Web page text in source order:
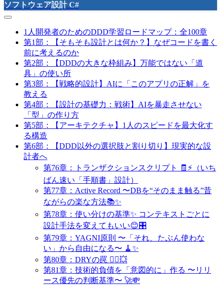
ソフトウェア設計 C#
1人開発者のためのDDD学習ロードマップ：全100章
第1部：【そもそも設計とは何か？】なぜコードを書く
前に考えるのか
第2部：【DDDの大きな枠組み】万能ではない「道
具」の使い所
第3部：【戦略的設計】AIに「このアプリの正解」を
教える
第4部：【設計の基礎力：戦術】AIを暴走させない
「型」の作り方
第5部：【アーキテクチャ】1人のスピードを最大化す
る構造
第6部：【DDD以外の選択肢と割り切り】現実的な設
計者へ
第76章：トランザクションスクリプト 🧾⚡（いち
ばん速い「手順書」設計）
第77章：Active Record 〜DBを“そのまま触る”昔
ながらの楽な方法📚✨
第78章：使い分けの基準✨ コンテキストごとに
設計手法を変えてもいい😊🎛️
第79章：YAGNI原則 〜「それ、たぶん使わな
い」から自由になる〜 🧹✨
第80章：DRYの罠 🤹‍♀️💥
第81章：技術的負債を「意図的に」作る 〜リリ
ース優先の判断基準〜 🚀💸